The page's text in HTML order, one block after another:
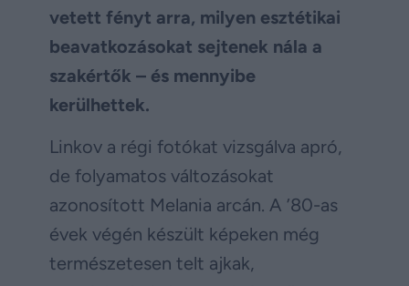
vetett fényt arra, milyen esztétikai
beavatkozásokat sejtenek nála a
szakértők – és mennyibe
kerülhettek.
Linkov a régi fotókat vizsgálva apró,
de folyamatos változásokat
azonosított Melania arcán. A ’80-as
évek végén készült képeken még
természetesen telt ajkak,